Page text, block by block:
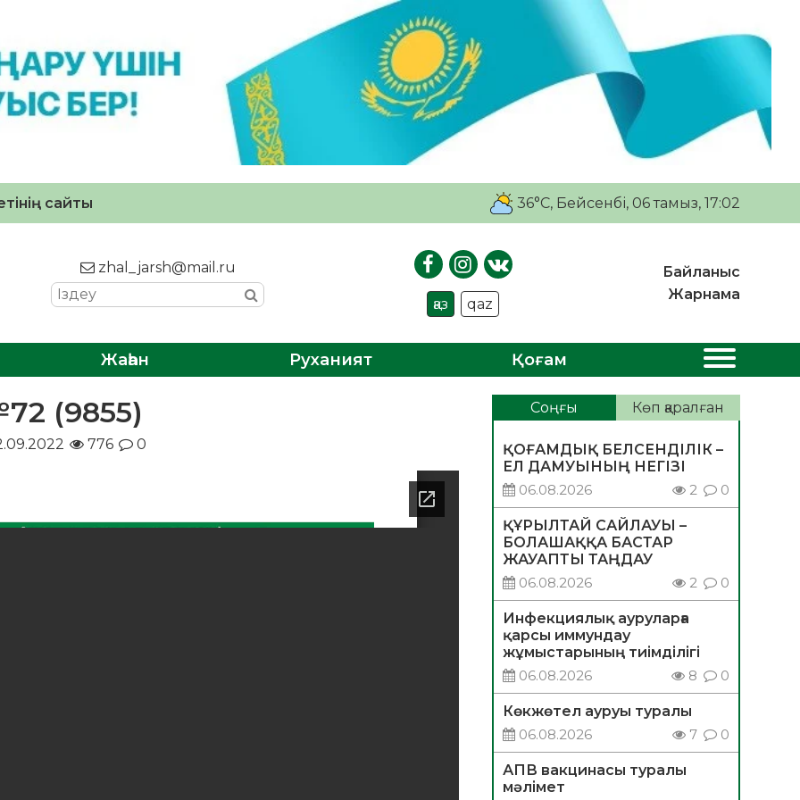
сайты 36°C, Бейсенбі, 06 тамыз, 17:02
zhal_jarsh@mail.ru
қаз qaz
Байланыс
Жарнама
Жаһан Руханият Қоғам
(9855)
776 0
Соңғы Көп қаралған
ҚОҒАМДЫҚ БЕЛСЕНДІЛІК –
ЕЛ ДАМУЫНЫҢ НЕГІЗІ
06.08.2026
2 0
ҚҰРЫЛТАЙ САЙЛАУЫ –
БОЛАШАҚҚА БАСТАР
ЖАУАПТЫ ТАҢДАУ
06.08.2026
2 0
Инфекциялық ауруларға
қарсы иммундау
жұмыстарының тиімділігі
06.08.2026
8 0
Көкжөтел ауруы туралы
06.08.2026
7 0
АПВ вакцинасы туралы
мәлімет